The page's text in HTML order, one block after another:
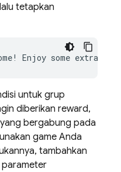
tetapkan
untuk grup
diberikan reward,
bergabung pada
game Anda
tambahkan
parameter